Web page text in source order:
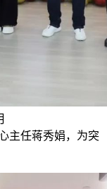
主任蒋秀娟，为突